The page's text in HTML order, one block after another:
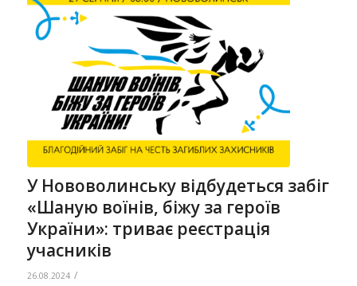
У Нововолинську відбудеться забіг
«Шаную воїнів, біжу за героїв
України»: триває реєстрація
учасників
26.08.2024 /